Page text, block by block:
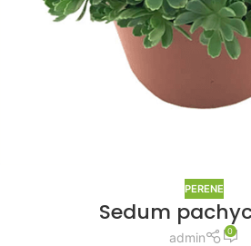
PERENE
Sedum
admin 0